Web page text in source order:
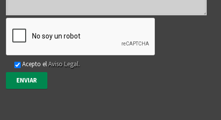
Acepto elAviso Legal.